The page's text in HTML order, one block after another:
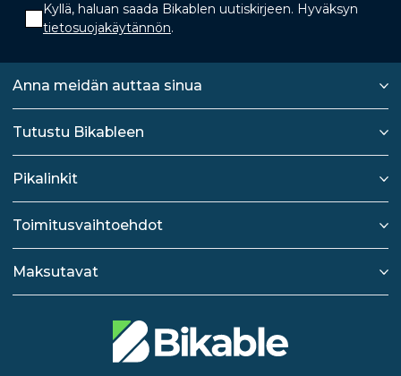
Kyllä, haluan saada Bikablen uutiskirjeen. Hyväksyn
tietosuojakäytännön.
Anna meidän auttaa sinua
Tutustu Bikableen
Pikalinkit
Toimitusvaihtoehdot
Maksutavat